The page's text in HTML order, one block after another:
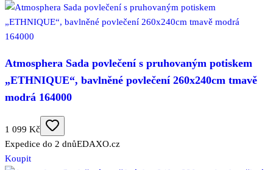
Atmosphera Sada povlečení s pruhovaným potiskem
„ETHNIQUE“, bavlněné povlečení 260x240cm tmavě
modrá 164000
1 099 Kč
Expedice do 2 dnůEDAXO.cz
Koupit